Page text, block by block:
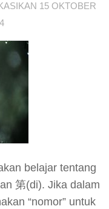
15 OKTOBER
belajar tentang
第(di). Jika dalam
“nomor” untuk